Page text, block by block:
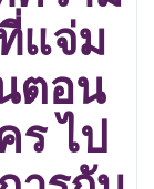
แจ่ม
ตอน
ร ไป